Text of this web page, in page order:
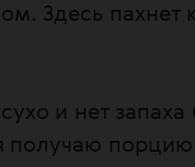
Здесь пахнет
и нет
получаю